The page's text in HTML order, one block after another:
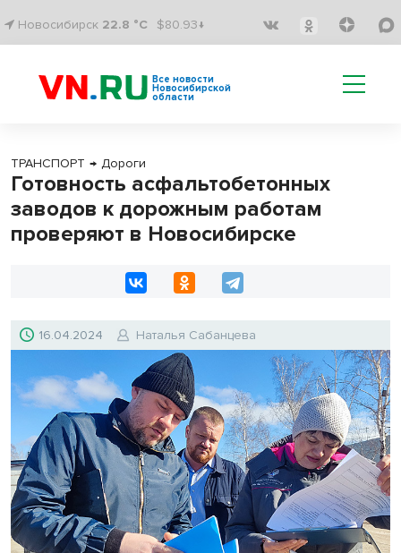
Новосибирск 22.8 °C $80.93↓
Все новости
Новосибирской
области
ТРАНСПОРТ → Дороги
Готовность асфальтобетонных
заводов к дорожным работам
проверяют в Новосибирске
16.04.2024 Наталья Сабанцева